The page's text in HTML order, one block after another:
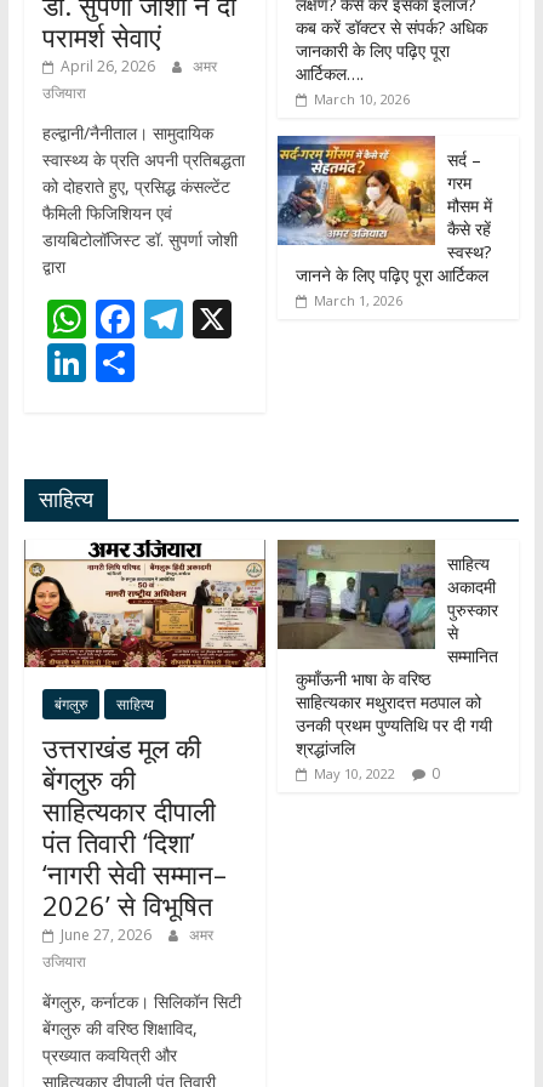
परामर्श सेवाएं
April 26, 2026
अमर
उजियारा
हल्द्वानी/नैनीताल। सामुदायिक
स्वास्थ्य के प्रति अपनी प्रतिबद्धता
को दोहराते हुए, प्रसिद्ध कंसल्टेंट
फैमिली फिजिशियन एवं
डायबिटोलॉजिस्ट डॉ. सुपर्णा जोशी
द्वारा
W
h
at
A
p
p
F
ac
e
o
k
T
m
X
Li
e
dI
n
S
कब करें डॉक्टर से संपर्क? अधिक
जानकारी के लिए पढ़िए पूरा
आर्टिकल….
March 10, 2026
सर्द –
गरम
मौसम में
कैसे रहें
स्वस्थ?
जानने के लिए पढ़िए पूरा आर्टिकल
March 1, 2026
साहित्य
बंगलुरु साहित्य
उत्तराखंड मूल की
बेंगलुरु की
साहित्यकार दीपाली
पंत तिवारी ‘दिशा’
‘नागरी सेवी सम्मान–
2026’ से विभूषित
June 27, 2026
अमर
उजियारा
बेंगलुरु, कर्नाटक। सिलिकॉन सिटी
बेंगलुरु की वरिष्ठ शिक्षाविद,
प्रख्यात कवयित्री और
साहित्यकार दीपाली पंत तिवारी
साहित्य
अकादमी
पुरुस्कार
से
सम्मानित
कुमाँऊनी भाषा के वरिष्ठ
साहित्यकार मथुरादत्त मठपाल को
उनकी प्रथम पुण्यतिथि पर दी गयी
श्रद्धांजलि
May 10, 2022 0